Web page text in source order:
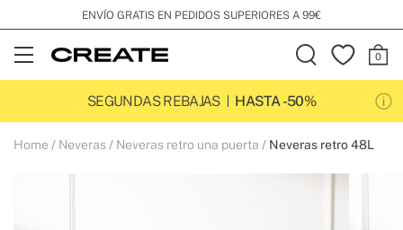
ENVÍO GRATIS EN PEDIDOS SUPERIORES A 99€
Open
Menu
SEGUNDAS REBAJAS
HASTA -50%
Home Neveras Neveras retro una puerta Neveras retro 48L